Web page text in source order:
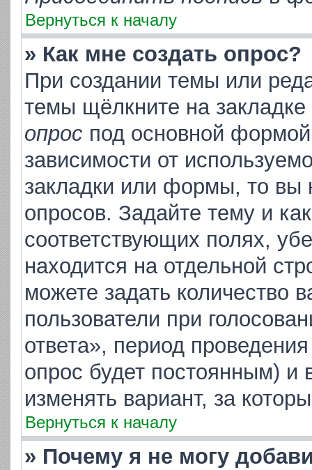
Вернуться к началу
» Как мне создать опрос?
При создании темы или
темы щёлкните на
опрос под основной
зависимости от
закладки или формы, то вы
опросов. Задайте тему и
соответствующих полях,
находится на отдельной
можете задать количество
пользователи при
ответа», период
опрос будет постоянным) и
изменять вариант, за
Вернуться к началу
» Почему я не могу